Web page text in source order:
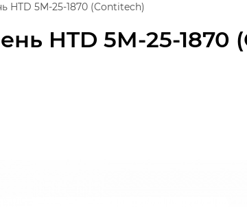
HTD 5M-25-1870
HTD 5M-25-1870 (Contitech)